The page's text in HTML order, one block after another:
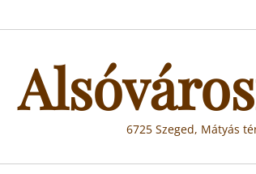
6725 Szeged, Mátyás